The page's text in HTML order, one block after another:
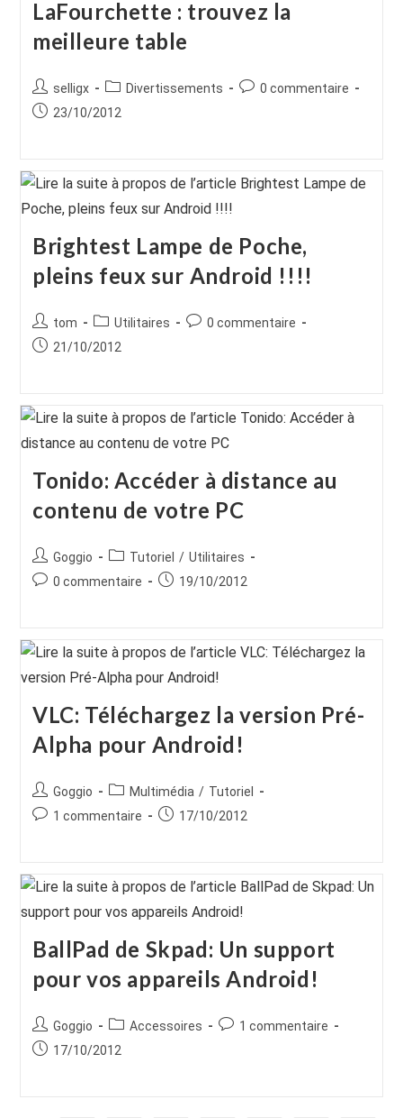
LaFourchette : trouvez la
meilleure table
Auteur/autrice
de
selligx
Post
category:
Divertissements
Commentaires
0 commentaire
Publication
23/10/2012
Brightest Lampe de Poche,
pleins feux sur Android !!!!
Auteur/autrice
de
tom
Post
category:
Utilitaires
Commentaires
0 commentaire
Publication
21/10/2012
Tonido: Accéder à distance au
contenu de votre PC
Auteur/autrice
de
Goggio
Post
category:
Tutoriel / Utilitaires
Commentaires
publication :
0 commentaire
Publication
19/10/2012
VLC: Téléchargez la version Pré-
Alpha pour Android!
Auteur/autrice
de
Goggio
Post
category:
Multimédia / Tutoriel
Commentaires
publication :
1 commentaire
Publication
17/10/2012
BallPad de Skpad: Un support
pour vos appareils Android!
Auteur/autrice
de
Goggio
Post
category:
Accessoires
Commentaires
1 commentaire
Publication
17/10/2012